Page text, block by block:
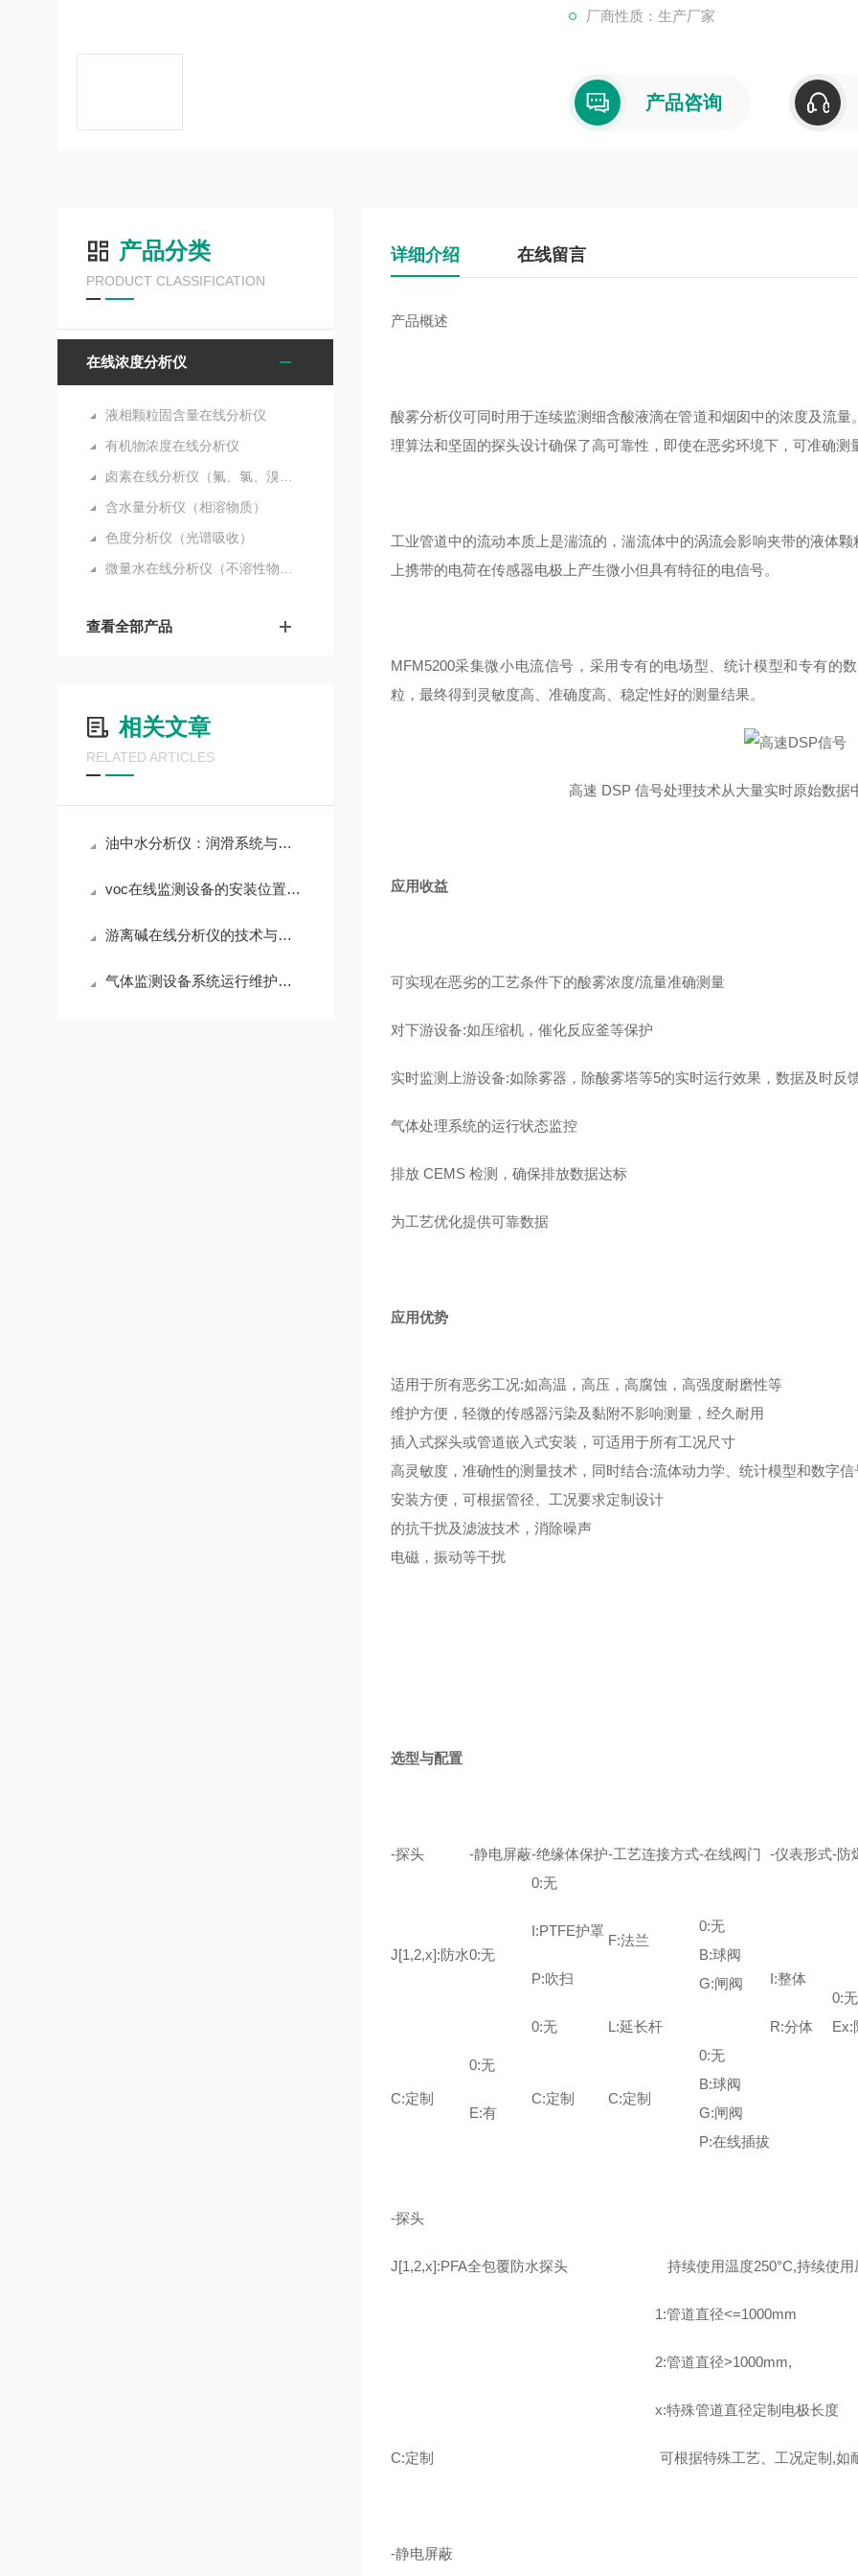
厂商性质：生产厂家
产品咨询
产品分类
PRODUCT CLASSIFICATION
在线浓度分析仪
液相颗粒固含量在线分析仪
有机物浓度在线分析仪
含水量分析仪（相溶物质）
色度分析仪（光谱吸收）
查看全部产品
相关文章
RELATED ARTICLES
油中水分析仪：润滑系统与电力设备的健康诊断神器
voc在线监测设备的安装位置标准规范
游离碱在线分析仪的技术与应用解析
气体监测设备系统运行维护技术规范
详细介绍 在线留言
产品概述
酸雾分析仪可同时用于连续监测细含酸液滴在管道和烟囱中的浓度及流
理算法和坚固的探头设计确保了高可靠性，即使在恶劣环境下，可准确
工业管道中的流动本质上是湍流的，湍流体中的涡流会影响夹带的液体
上携带的电荷在传感器电极上产生微小但具有特征的电信号。
MFM5200采集微小电流信号，采用专有的电场型、统计模型和专有的
粒，最终得到灵敏度高、准确度高、稳定性好的测量结果。
高速 DSP 信号处理技术从大量实时原始数据
应用收益
可实现在恶劣的工艺条件下的酸雾浓度/流量准确测量
对下游设备:如压缩机，催化反应釜等保护
实时监测上游设备:如除雾器，除酸雾塔等5的实时运行效果，数据及时反
气体处理系统的运行状态监控
排放 CEMS 检测，确保排放数据达标
为工艺优化提供可靠数据
应用优势
适用于所有恶劣工况:如高温，高压，高腐蚀，高强度耐磨性等
维护方便，轻微的传感器污染及黏附不影响测量，经久耐用
插入式探头或管道嵌入式安装，可适用于所有工况尺寸
高灵敏度，准确性的测量技术，同时结合:流体动力学、统计模型和数字信
安装方便，可根据管径、工况要求定制设计
的抗干扰及滤波技术，消除噪声
电磁，振动等干扰
选型与配置
-探头 -静电屏蔽-绝缘体保护-工艺连接方式-在线阀门 -仪表形式-防
J[1,2,x]:防水0:无
0:无
I:PTFE护罩
P:吹扫
F:法兰
0:无
B:球阀
G:闸阀
I:整体
R:分体
0:无
Ex:
0:无 L:延长杆
C:定制
0:无
E:有
C:定制 C:定制
0:无
B:球阀
G:闸阀
P:在线插拔
-探头
J[1,2,x]:PFA全包覆防水探头 持续使用温度250°C,持续使用
1:管道直径<=1000mm
2:管道直径>1000mm,
x:特殊管道直径定制电极长度
C:定制 可根据特殊工艺、工况定制,如耐高温、
-静电屏蔽